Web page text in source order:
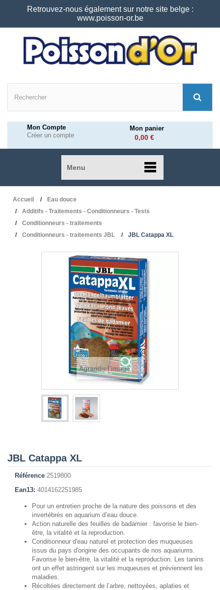
Retrouvez-nous également sur notre site belge :
www.poisson-or.be
Mon Compte
Créer un compte
Mon panier
0,00 €
Menu
Accueil
Eau douce
Additifs - Traitements - Conditionneurs - Tests
Conditionneurs - traitements
Conditionneurs - traitements JBL
JBL Catappa XL
Agrandir l'image
JBL Catappa XL
Référence 2519800
Ean13: 4014162251985
Pour un entretien proche de la nature des poissons et des
invertébrés en aquarium d’eau douce.
Action naturelle des feuilles de badamier : favorise le bien-
être, la vitalité et la reproduction.
Conditionneur d'eau naturel et protection des muqueuses
issus du pays d'origine des occupants de nos aquariums.
Favorise le bien-être, la vitalité et la reproduction. Les tanins
ont un effet astringent sur les muqueuses et préviennent les
maladies.
Récoltées directement de l’arbre, nettoyées, aplaties et